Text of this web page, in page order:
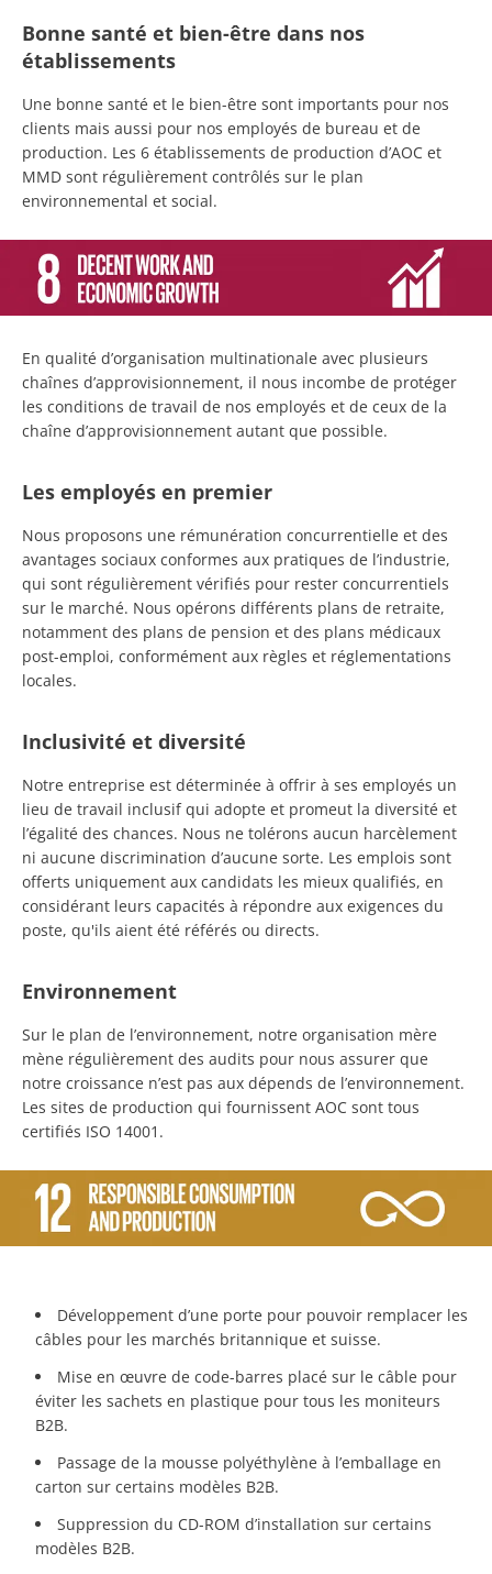
Bonne santé et bien-être dans nos
établissements
Une bonne santé et le bien-être sont importants pour nos
clients mais aussi pour nos employés de bureau et de
production. Les 6 établissements de production d’AOC et
MMD sont régulièrement contrôlés sur le plan
environnemental et social.
En qualité d’organisation multinationale avec plusieurs
chaînes d’approvisionnement, il nous incombe de protéger
les conditions de travail de nos employés et de ceux de la
chaîne d’approvisionnement autant que possible.
Les employés en premier
Nous proposons une rémunération concurrentielle et des
avantages sociaux conformes aux pratiques de l’industrie,
qui sont régulièrement vérifiés pour rester concurrentiels
sur le marché. Nous opérons différents plans de retraite,
notamment des plans de pension et des plans médicaux
post-emploi, conformément aux règles et réglementations
locales.
Inclusivité et diversité
Notre entreprise est déterminée à offrir à ses employés un
lieu de travail inclusif qui adopte et promeut la diversité et
l’égalité des chances. Nous ne tolérons aucun harcèlement
ni aucune discrimination d’aucune sorte. Les emplois sont
offerts uniquement aux candidats les mieux qualifiés, en
considérant leurs capacités à répondre aux exigences du
poste, qu'ils aient été référés ou directs.
Environnement
Sur le plan de l’environnement, notre organisation mère
mène régulièrement des audits pour nous assurer que
notre croissance n’est pas aux dépends de l’environnement.
Les sites de production qui fournissent AOC sont tous
certifiés ISO 14001.
Développement d’une porte pour pouvoir remplacer les
câbles pour les marchés britannique et suisse.
Mise en œuvre de code-barres placé sur le câble pour
éviter les sachets en plastique pour tous les moniteurs
B2B.
Passage de la mousse polyéthylène à l’emballage en
carton sur certains modèles B2B.
Suppression du CD-ROM d’installation sur certains
modèles B2B.